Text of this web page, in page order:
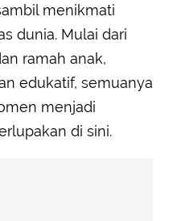
menikmati
dunia. Mulai dari
ramah anak,
edukatif, semuanya
menjadi
di sini.